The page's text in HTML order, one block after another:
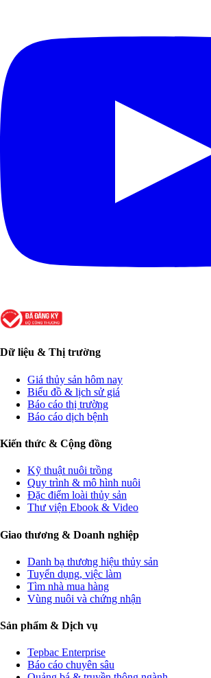
Dữ liệu & Thị trường
Giá thủy sản hôm nay
Biểu đồ & lịch sử giá
Báo cáo thị trường
Báo cáo dịch bệnh
Kiến thức & Cộng đồng
Kỹ thuật nuôi trồng
Quy trình & mô hình nuôi
Đặc điểm loài thủy sản
Thư viện Ebook & Video
Giao thương & Doanh nghiệp
Danh bạ thương hiệu thủy sản
Tuyển dụng, việc làm
Tìm nhà mua hàng
Vùng nuôi và chứng nhận
Sản phẩm & Dịch vụ
Tepbac Enterprise
Báo cáo chuyên sâu